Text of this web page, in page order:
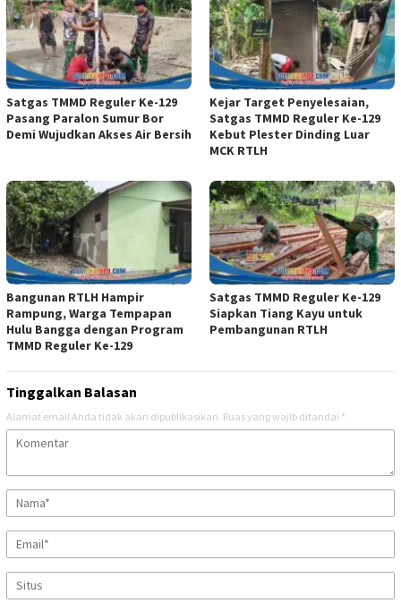
Satgas TMMD Reguler Ke-129
Pasang Paralon Sumur Bor
Demi Wujudkan Akses Air Bersih
Kejar Target Penyelesaian,
Satgas TMMD Reguler Ke-129
Kebut Plester Dinding Luar
MCK RTLH
Bangunan RTLH Hampir
Rampung, Warga Tempapan
Hulu Bangga dengan Program
TMMD Reguler Ke-129
Satgas TMMD Reguler Ke-129
Siapkan Tiang Kayu untuk
Pembangunan RTLH
Tinggalkan Balasan
Alamat email Anda tidak akan dipublikasikan. Ruas yang wajib ditandai *